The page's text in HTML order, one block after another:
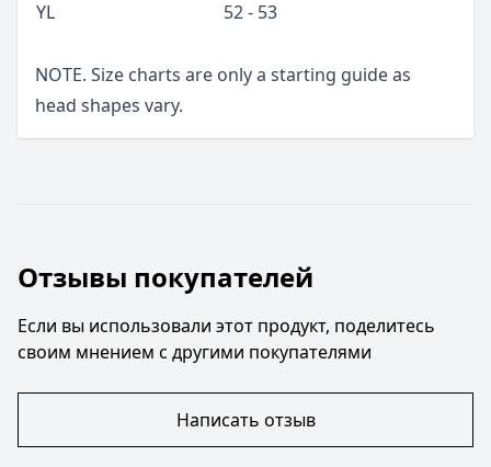
YL
52 - 53
NOTE. Size charts are only a starting guide as
head shapes vary.
Отзывы покупателей
Если вы использовали этот продукт, поделитесь
своим мнением с другими покупателями
Написать отзыв